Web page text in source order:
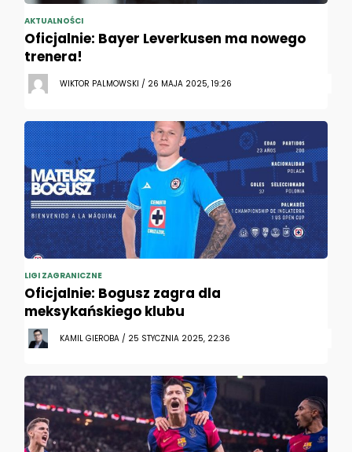
AKTUALNOŚCI
Oficjalnie: Bayer Leverkusen ma nowego
trenera!
WIKTOR PALMOWSKI / 26 MAJA 2025, 19:26
LIGI ZAGRANICZNE
Oficjalnie: Bogusz zagra dla
meksykańskiego klubu
KAMIL GIEROBA / 25 STYCZNIA 2025, 22:36